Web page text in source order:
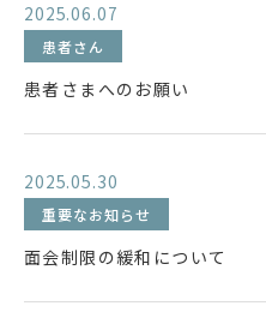
2025.06.07
患者さん
患者さまへのお願い
2025.05.30
重要なお知らせ
面会制限の緩和について